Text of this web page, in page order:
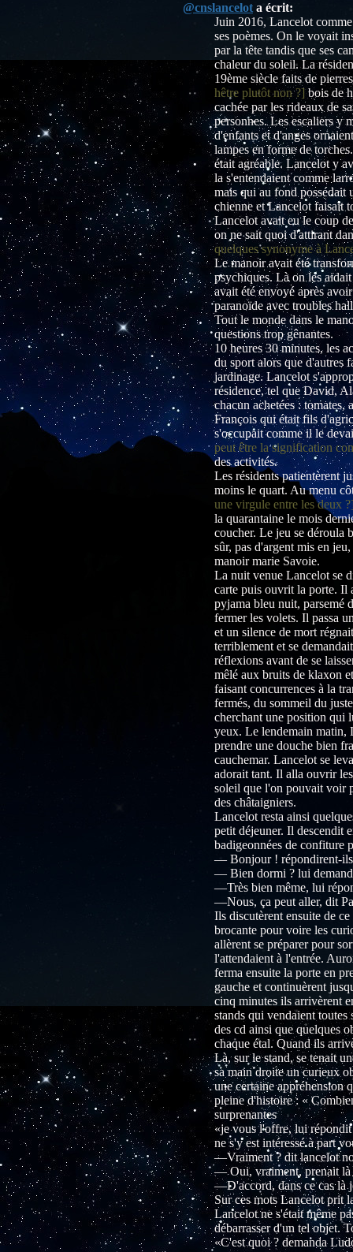
@cnslancelot a écrit:
Juin 2016, Lancelot
ses poèmes. On le voyait
par la tête tandis que ses
chaleur du soleil. La
19ème siècle faits de
hêtre plutôt non ?]bois de
cachée par les rideaux de
personnes. Les escaliers y
d'enfants et d'anges
lampes en forme de
était agréable. Lancelot y
la s'entendaient comme
mais qui au fond possédait
chienne et Lancelot faisait
Lancelot avait eu le coup
on ne sait quoi d'attirant
quelques synonyme à
Le manoir avait été
psychiques. Là on les
avait été envoyé après
paranoïde avec troubles
Tout le monde dans le
questions trop gênantes.
10 heures 30 minutes, les
du sport alors que d'autres
jardinage. Lancelot
résidence, tel que David,
chacun achetées :
François qui était fils
s'occupait comme il le
peut être la signification
des activités.
Les résidents patientèrent
moins le quart. Au menu
une virgule entre les deux
la quarantaine le mois
coucher. Le jeu se déroula
sûr, pas d'argent mis en
manoir marie Savoie.
La nuit venue Lancelot se
carte puis ouvrit la porte. Il
pyjama bleu nuit, parsemé
fermer les volets. Il passa
et un silence de mort
terriblement et se
réflexions avant de se
mêlé aux bruits de klaxon
faisant concurrences à la
fermés, du sommeil du
cherchant une position qui
yeux. Le lendemain matin,
prendre une douche bien
cauchemar. Lancelot se
adorait tant. Il alla ouvrir
soleil que l'on pouvait voir
des châtaigniers.
Lancelot resta ainsi
petit déjeuner. Il descendit
badigeonnées de confiture
— Bonjour ! répondirent-
— Bien dormi ? lui
—Très bien même, lui
—Nous, ça peut aller, dit
Ils discutèrent ensuite de
brocante pour voire les
allèrent se préparer pour
l'attendaient à l'entrée.
ferma ensuite la porte en
gauche et continuèrent
cinq minutes ils arrivèrent
stands qui vendaient
des cd ainsi que quelques
chaque étal. Quand ils
Là, sur le stand, se tenait
sa main droite un curieux
une certaine appréhension
pleine d'histoire : «
surprenantes
«je vous l'offre, lui répondit
ne s'y est intéressé à part
—Vraiment ? dit lancelot
— Oui, vraiment, prenait là
—D'accord, dans ce cas là
Sur ces mots Lancelot prit
Lancelot ne s'était même
débarrasser d'un tel objet.
«C'est quoi ? demanda